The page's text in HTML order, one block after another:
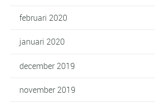
februari 2020
januari 2020
december 2019
november 2019